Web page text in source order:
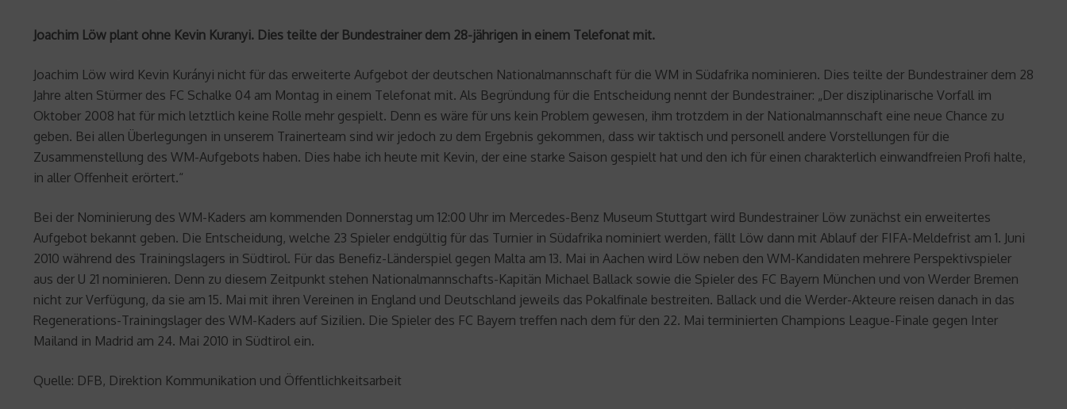
Joachim Löw plant ohne Kevin Kuranyi. Dies teilte der Bundestrainer dem 28-jährigen in einem Telefonat mit.
Joachim Löw wird Kevin Kurányi nicht für das erweiterte Aufgebot der deutschen Nationalmannschaft für die WM in Südafrika nominieren. Dies teilte der Bundestrainer dem 28
Jahre alten Stürmer des FC Schalke 04 am Montag in einem Telefonat mit. Als Begründung für die Entscheidung nennt der Bundestrainer: „Der disziplinarische Vorfall im
Oktober 2008 hat für mich letztlich keine Rolle mehr gespielt. Denn es wäre für uns kein Problem gewesen, ihm trotzdem in der Nationalmannschaft eine neue Chance zu
geben. Bei allen Überlegungen in unserem Trainerteam sind wir jedoch zu dem Ergebnis gekommen, dass wir taktisch und personell andere Vorstellungen für die
Zusammenstellung des WM-Aufgebots haben. Dies habe ich heute mit Kevin, der eine starke Saison gespielt hat und den ich für einen charakterlich einwandfreien Profi halte,
in aller Offenheit erörtert.“
Bei der Nominierung des WM-Kaders am kommenden Donnerstag um 12:00 Uhr im Mercedes-Benz Museum Stuttgart wird Bundestrainer Löw zunächst ein erweitertes
Aufgebot bekannt geben. Die Entscheidung, welche 23 Spieler endgültig für das Turnier in Südafrika nominiert werden, fällt Löw dann mit Ablauf der FIFA-Meldefrist am 1. Juni
2010 während des Trainingslagers in Südtirol. Für das Benefiz-Länderspiel gegen Malta am 13. Mai in Aachen wird Löw neben den WM-Kandidaten mehrere Perspektivspieler
aus der U 21 nominieren. Denn zu diesem Zeitpunkt stehen Nationalmannschafts-Kapitän Michael Ballack sowie die Spieler des FC Bayern München und von Werder Bremen
nicht zur Verfügung, da sie am 15. Mai mit ihren Vereinen in England und Deutschland jeweils das Pokalfinale bestreiten. Ballack und die Werder-Akteure reisen danach in das
Regenerations-Trainingslager des WM-Kaders auf Sizilien. Die Spieler des FC Bayern treffen nach dem für den 22. Mai terminierten Champions League-Finale gegen Inter
Mailand in Madrid am 24. Mai 2010 in Südtirol ein.
Quelle: DFB, Direktion Kommunikation und Öffentlichkeitsarbeit